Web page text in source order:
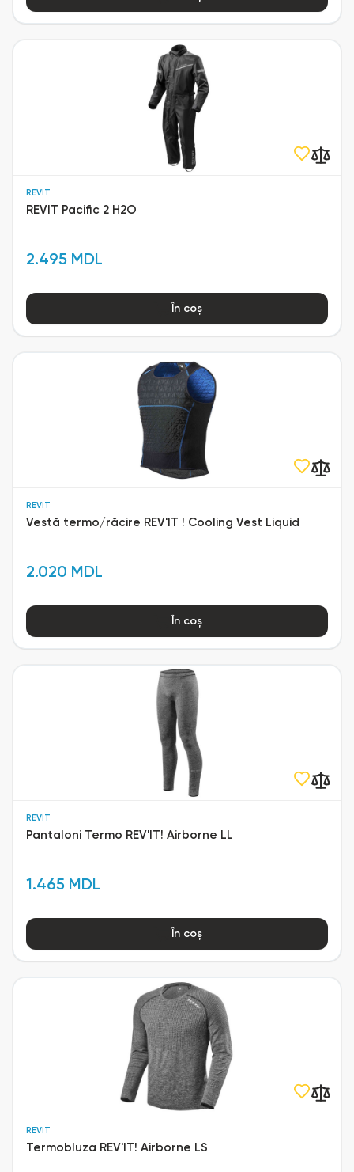
REVIT
REVIT Pacific 2 H2O
2.495 MDL
În coș
REVIT
Vestă termo/răcire REV'IT ! Cooling Vest Liquid
2.020 MDL
În coș
REVIT
Pantaloni Termo REV'IT! Airborne LL
1.465 MDL
În coș
REVIT
Termobluza REV'IT! Airborne LS